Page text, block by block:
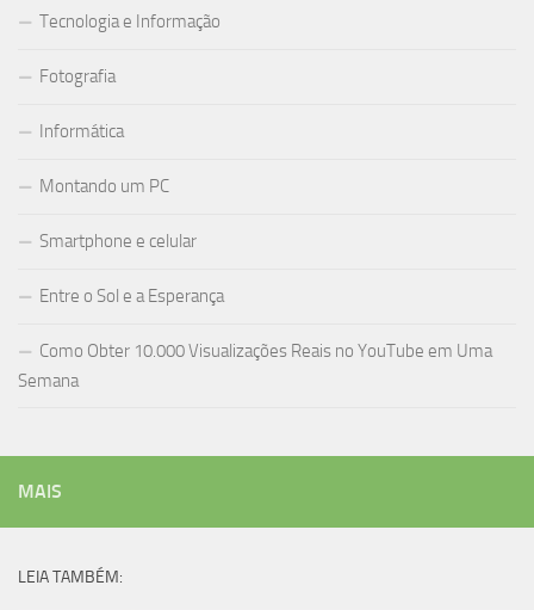
Tecnologia e Informação
Fotografia
Informática
Montando um PC
Smartphone e celular
Entre o Sol e a Esperança
Como Obter 10.000 Visualizações Reais no YouTube em Uma
Semana
MAIS
LEIA TAMBÉM: